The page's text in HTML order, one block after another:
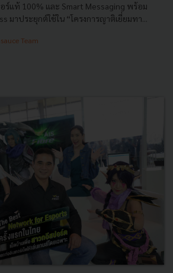
ร์แท้ 100% และ Smart Messaging พร้อม
มาประยุกต์ใช้ใน “โครงการญาติเยี่ยมทา...
Team